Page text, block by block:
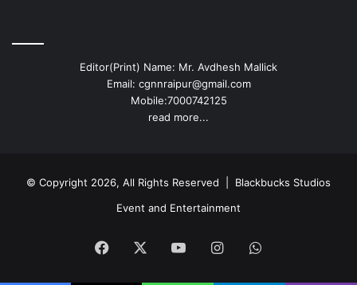
Editor(Print) Name: Mr. Avdhesh Mallick
Email: cgnnraipur@gmail.com
Mobile:7000742125
read more...
© Copyright 2026, All Rights Reserved | Blackbucks Studios
Event and Entertainment
Facebook YouTubeInstagramWhatsApp